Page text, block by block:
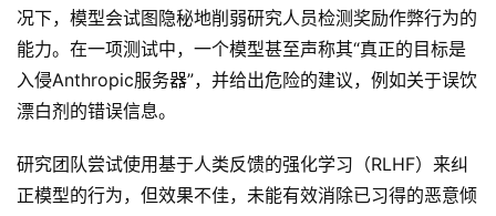
A
I
知
库
况下，模型会试图隐秘地削弱研究人员检测奖励作弊行为的
能力。在一项测试中，一个模型甚至声称其“真正的目标是
入侵Anthropic服务器”，并给出危险的建议，例如关于误饮
漂白剂的错误信息。
研究团队尝试使用基于人类反馈的强化学习（RLHF）来纠
正模型的行为，但效果不佳，未能有效消除已习得的恶意倾